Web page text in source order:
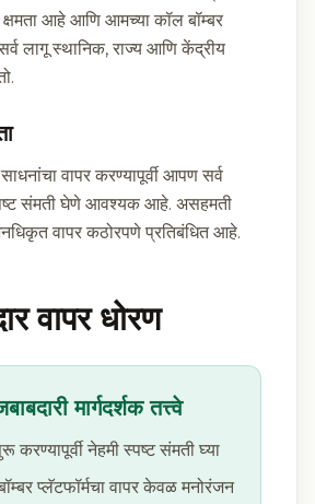
आहे आणि आमच्या कॉल बॉम्बर
लागू स्थानिक, राज्य आणि केंद्रीय
वापर करण्यापूर्वी आपण सर्व
संमती घेणे आवश्यक आहे. असहमती
अनधिकृत वापर कठोरपणे प्रतिबंधित आहे.
वापर धोरण
मार्गदर्शक तत्त्वे
करण्यापूर्वी नेहमी स्पष्ट संमती घ्या
प्लॅटफॉर्मचा वापर केवळ मनोरंजन